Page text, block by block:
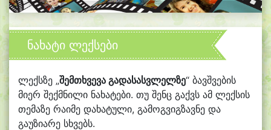
ნახატი ლექსები
ლექსზე „შემთხვევა გადასასვლელზე“ ბავშვების
მიერ შექმნილი ნახატები. თუ შენც გაქვს ამ ლექსის
თემაზე რაიმე დახატული, გამოგვიგზავნე და
გაუზიარე სხვებს.